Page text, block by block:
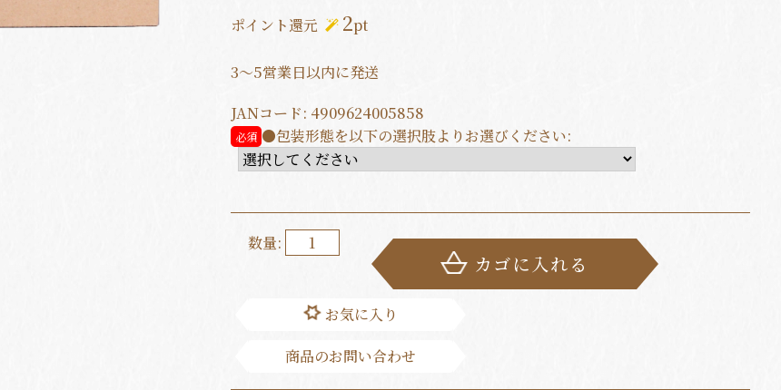
ポイント還元 2pt
3～5営業日以内に発送
JANコード: 4909624005858
●包装形態を以下の選択肢よりお選びください:
数量:
カゴに入れる
お気に入り
商品のお問い合わせ